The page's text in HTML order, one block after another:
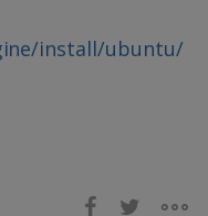
install/ubuntu/